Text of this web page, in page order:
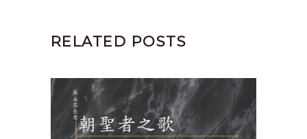
RELATED POSTS